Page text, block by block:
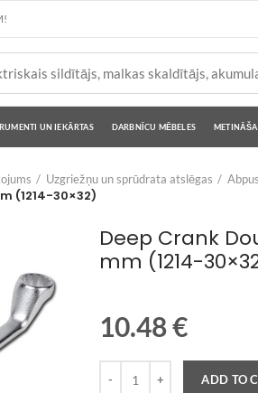
UN IEKĀRTAS DARBNĪCU MĒBELES
Uzgriežņu un sprūdrata atslēgas
(1214-30×32)
Deep Crank
mm (1214-
10.48€
ADD TO